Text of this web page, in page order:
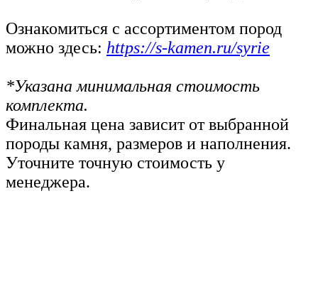
Ознакомиться с ассортиментом пород
можно здесь: https://s-kamen.ru/syrie
*Указана минимальная стоимость
комплекта.
Финальная цена зависит от выбранной
породы камня, размеров и наполнения.
Уточните точную стоимость у
менеджера.